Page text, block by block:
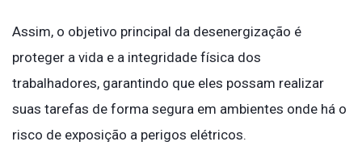
Assim, o objetivo principal da desenergização é
proteger a vida e a integridade física dos
trabalhadores, garantindo que eles possam realizar
suas tarefas de forma segura em ambientes onde há o
risco de exposição a perigos elétricos.